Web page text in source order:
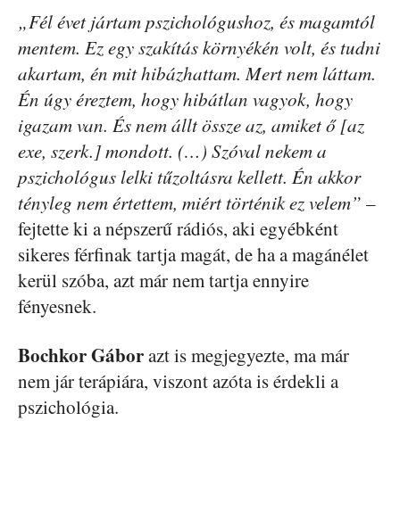
„Fél évet jártam pszichológushoz, és magamtól
mentem. Ez egy szakítás környékén volt, és tudni
akartam, én mit hibázhattam. Mert nem láttam.
Én úgy éreztem, hogy hibátlan vagyok, hogy
igazam van. És nem állt össze az, amiket ő [az
exe, szerk.] mondott. (…) Szóval nekem a
pszichológus lelki tűzoltásra kellett. Én akkor
tényleg nem értettem, miért történik ez velem” –
fejtette ki a népszerű rádiós, aki egyébként
sikeres férfinak tartja magát, de ha a magánélet
kerül szóba, azt már nem tartja ennyire
fényesnek.
Bochkor Gáborazt is megjegyezte, ma már
nem jár terápiára, viszont azóta is érdekli a
pszichológia.